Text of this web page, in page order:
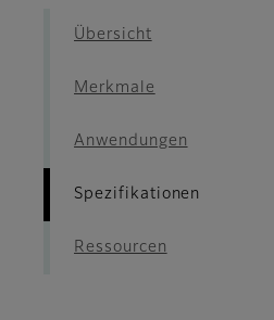
Übersicht
Merkmale
Anwendungen
Spezifikationen
Ressourcen